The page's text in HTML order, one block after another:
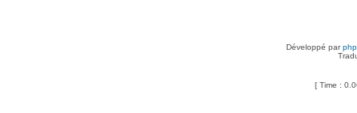
Développé par
[ Time :